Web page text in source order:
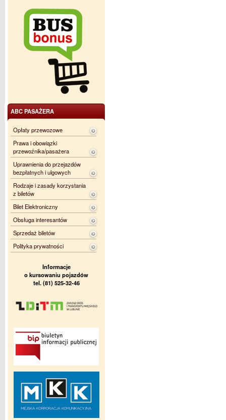
ABC PASAŻERA
Opłaty przewozowe
Prawa i obowiązki
przewoźnika/pasażera
Uprawnienia do przejazdów
bezpłatnych i ulgowych
Rodzaje i zasady korzystania
z biletów
Bilet Elektroniczny
Obsługa interesantów
Sprzedaż biletów
Polityka prywatności
Informacje
o kursowaniu pojazdów
tel. (81) 525-32-46